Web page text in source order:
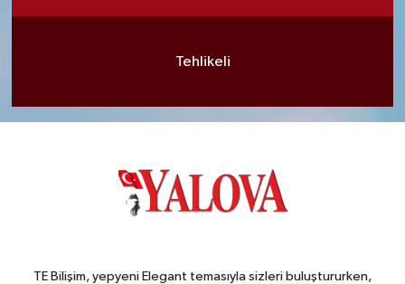
Tehlikeli
TE Bilişim, yepyeni Elegant temasıyla sizleri buluştururken,